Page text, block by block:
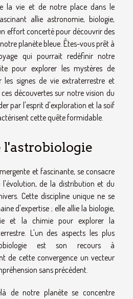
la vie et de notre place dans le
allie astronomie, biologie,
effort concerté pour découvrir des
planète bleue. Êtes-vous prêt à
qui pourrait redéfinir notre
pour explorer les mystères de
les signes de vie extraterrestre et
découvertes sur notre vision du
par l'esprit d'exploration et la soif
cette quête formidable.
l'astrobiologie
et fascinante, se consacre
de la distribution et du
Cette discipline unique ne se
d'expertise ; elle allie la biologie,
et la chimie pour explorer la
L'un des aspects les plus
est son recours à
de cette convergence un vecteur
sans précédent.
de notre planète se concentre